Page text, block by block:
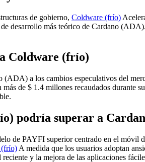
de gobierno, Coldware (frío)
desarrollo más teórico de Cardano
Coldware (frío)
a los cambios especulativos del
de $ 1.4 millones recaudados
podría superar a
de PAYFI superior centrado en el
(frío) A medida que los usuarios adoptan
y la mejora de las aplicaciones